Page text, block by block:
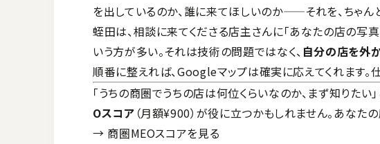
を出しているのか、誰に来てほしいのか——それを、ちゃ
蛭田は、相談に来てくださる店主さんに「あなたの店の写
いう方が多い。それは技術の問題ではなく、 自分の店を外
順番に整えれば、Googleマップは確実に応えてくれます。
「うちの商圏でうちの店は何位くらいなのか、まず知りたい
Oスコア （月額¥900）が役に立つかもしれません。あなた
→ 商圏MEOスコアを見る